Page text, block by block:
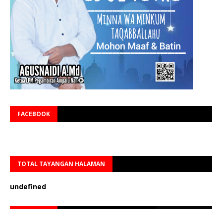
FACEBOOK
TOTAL TAYANGAN HALAMAN
undefned